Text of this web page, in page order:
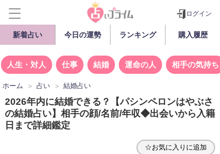
ログイン
新着占い 今日の運勢 ランキング 購入履歴
人生・対人 仕事 結婚 運命の人 相手の気持ち
ホーム 占い 結婚占い
2026年内に結婚できる？【パシンペロンはやぶさ
の結婚占い】相手の顔/名前/年収◆出会いから入籍
日まで詳細鑑定
☆お気に入りに追加